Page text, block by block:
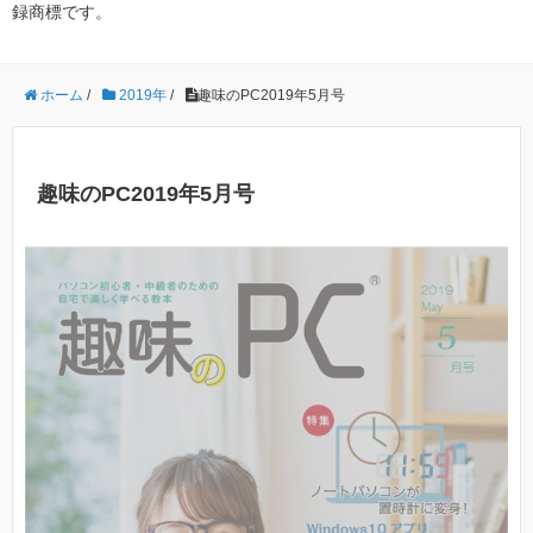
録商標です。
ホーム / 2019年 / 趣味のPC2019年5月号
趣味のPC2019年5月号